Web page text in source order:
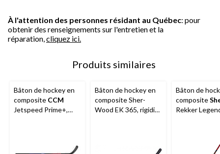
À l'attention des personnes résidant au Québec: pour
obtenir des renseignements sur l'entretien et la
réparation, cliquez ici.
Produits similaires
Bâton de hockey en
composite CCM
Jetspeed Prime+,
Bâton de hockey en
composite Sher-
Wood EK 365, rigidité
Bâton de
composite
Rekker